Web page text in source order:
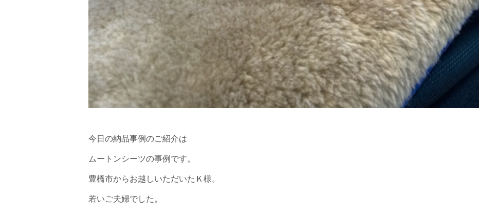
今日の納品事例のご紹介は
ムートンシーツの事例です。
豊橋市からお越しいただいたＫ様。
若いご夫婦でした。